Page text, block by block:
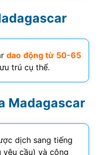
dao động từ 50-65
trú cụ thể.
Madagascar
dịch sang tiếng
yêu cầu) và công